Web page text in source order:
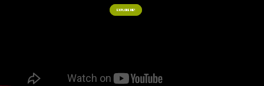
EXPLORE ME!